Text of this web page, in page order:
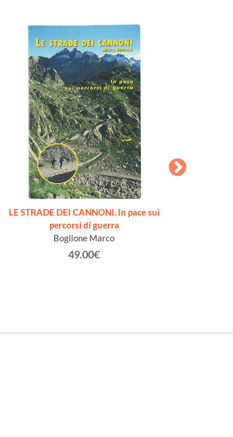
LE STRADE DEI CANNONI. In pace sui
percorsi di guerra
Boglione Marco
49.00€